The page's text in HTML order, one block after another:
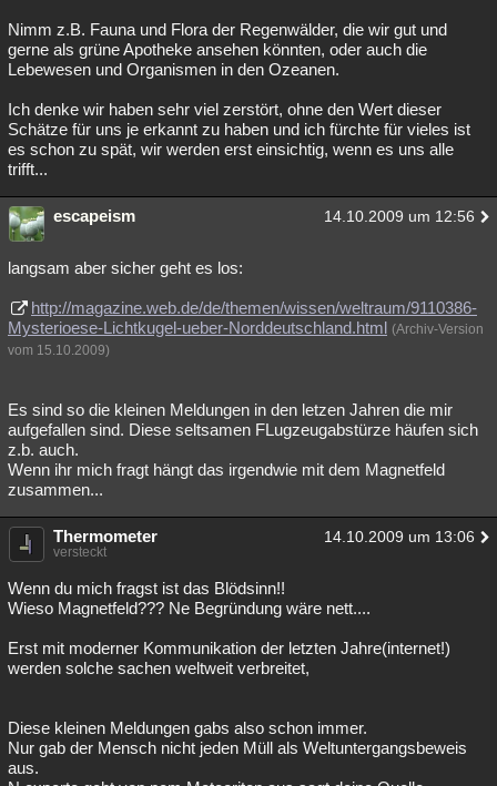
Nimm z.B. Fauna und Flora der Regenwälder, die wir gut und
gerne als grüne Apotheke ansehen könnten, oder auch die
Lebewesen und Organismen in den Ozeanen.
Ich denke wir haben sehr viel zerstört, ohne den Wert dieser
Schätze für uns je erkannt zu haben und ich fürchte für vieles ist
es schon zu spät, wir werden erst einsichtig, wenn es uns alle
trifft...
escapeism 14.10.2009 um 12:56
langsam aber sicher geht es los:
http://magazine.web.de/de/themen/wissen/weltraum/9110386-
Mysterioese-Lichtkugel-ueber-Norddeutschland.html (Archiv-Version
vom 15.10.2009)
Es sind so die kleinen Meldungen in den letzen Jahren die mir
aufgefallen sind. Diese seltsamen FLugzeugabstürze häufen sich
z.b. auch.
Wenn ihr mich fragt hängt das irgendwie mit dem Magnetfeld
zusammen...
Thermometer 14.10.2009 um 13:06
versteckt
Wenn du mich fragst ist das Blödsinn!!
Wieso Magnetfeld??? Ne Begründung wäre nett....
Erst mit moderner Kommunikation der letzten Jahre(internet!)
werden solche sachen weltweit verbreitet,
Diese kleinen Meldungen gabs also schon immer.
Nur gab der Mensch nicht jeden Müll als Weltuntergangsbeweis
aus.